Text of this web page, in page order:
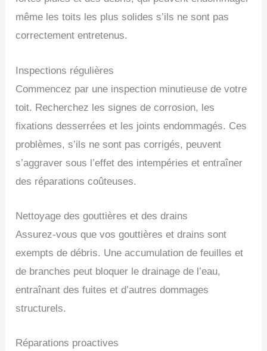
même les toits les plus solides s’ils ne sont pas
correctement entretenus.
Inspections régulières
Commencez par une inspection minutieuse de votre
toit. Recherchez les signes de corrosion, les
fixations desserrées et les joints endommagés. Ces
problèmes, s’ils ne sont pas corrigés, peuvent
s’aggraver sous l’effet des intempéries et entraîner
des réparations coûteuses.
Nettoyage des gouttières et des drains
Assurez-vous que vos gouttières et drains sont
exempts de débris. Une accumulation de feuilles et
de branches peut bloquer le drainage de l’eau,
entraînant des fuites et d’autres dommages
structurels.
Réparations proactives